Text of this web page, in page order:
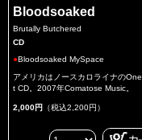
Bloodsoaked
Brutally Butchered
CD
●Bloodsoaked MySpace
アメリカはノースカロライナの
t CD。2007年Comatose Music。
2,000円 （税込2,200円）